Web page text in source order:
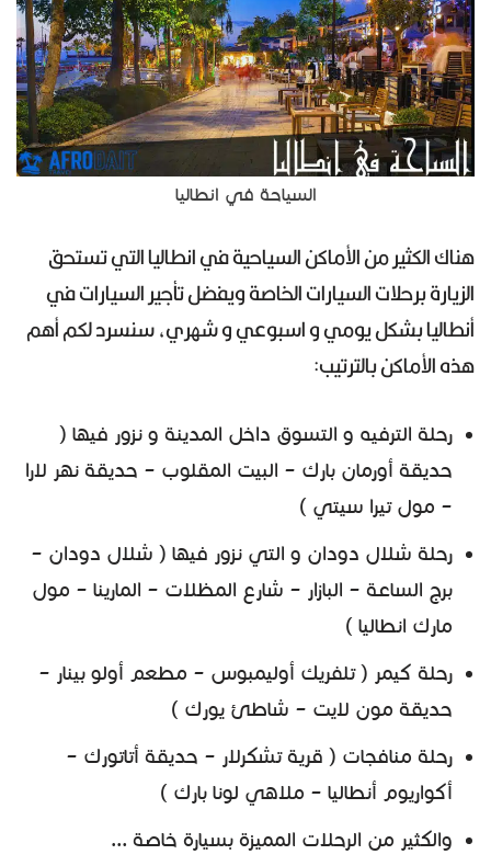
السياحة في انطاليا
هناك الكثير من الأماكن السياحية في انطاليا التي تستحق
الزيارة برحلات السيارات الخاصة ويفضل تأجير السيارات في
أنطاليا بشكل يومي و اسبوعي و شهري، سنسرد لكم أهم
هذه الأماكن بالترتيب:
رحلة الترفيه و التسوق داخل المدينة و نزور فيها (
حديقة أورمان بارك – البيت المقلوب – حديقة نهر لارا
– مول تيرا سيتي )
رحلة شلال دودان و التي نزور فيها ( شلال دودان –
برج الساعة – البازار – شارع المظلات – المارينا – مول
مارك انطاليا )
رحلة كيمر ( تلفريك أوليمبوس – مطعم أولو بينار –
حديقة مون لايت – شاطئ يورك )
رحلة منافجات ( قرية تشكرلار – حديقة أتاتورك –
أكواريوم أنطاليا – ملاهي لونا بارك )
والكثير من الرحلات المميزة بسيارة خاصة …